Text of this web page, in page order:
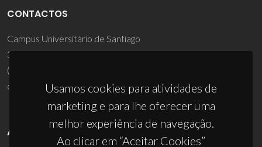
Usamos cookies para atividades de
marketing e para lhe oferecer uma
melhor experiência de navegação.
Ao clicar em “Aceitar Cookies”
CONTACTOS
Campus Universitário de Santiago
3810-193 Aveiro - Portugal
(+351) 234 370 200
ciceco@ua.pt
APOIOS